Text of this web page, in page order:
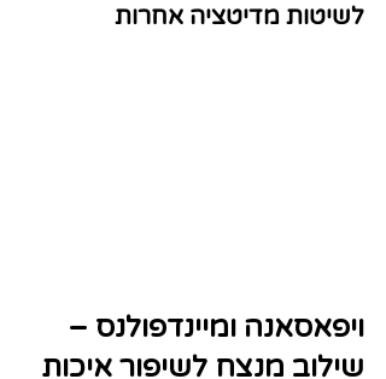
לשיטות מדיטציה אחרות
ויפאסאנה ומיינדפולנס –
שילוב מנצח לשיפור איכות